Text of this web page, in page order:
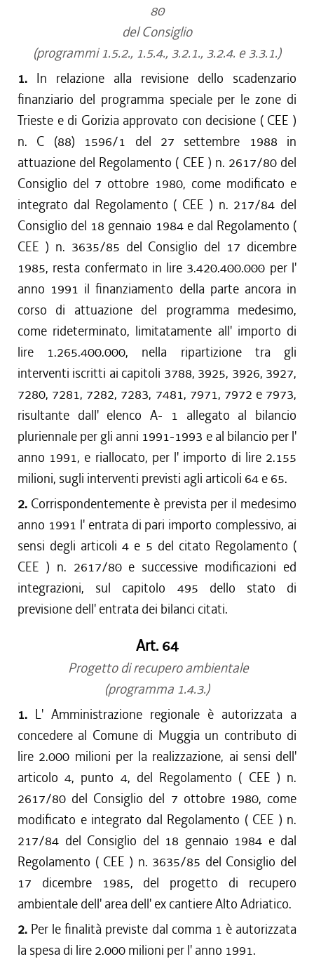
80
del Consiglio
(programmi 1.5.2., 1.5.4., 3.2.1., 3.2.4. e 3.3.1.)
1. In relazione alla revisione dello scadenzario
finanziario del programma speciale per le zone di
Trieste e di Gorizia approvato con decisione ( CEE )
n. C (88) 1596/1 del 27 settembre 1988 in
attuazione del Regolamento ( CEE ) n. 2617/80 del
Consiglio del 7 ottobre 1980, come modificato e
integrato dal Regolamento ( CEE ) n. 217/84 del
Consiglio del 18 gennaio 1984 e dal Regolamento (
CEE ) n. 3635/85 del Consiglio del 17 dicembre
1985, resta confermato in lire 3.420.400.000 per l'
anno 1991 il finanziamento della parte ancora in
corso di attuazione del programma medesimo,
come rideterminato, limitatamente all' importo di
lire 1.265.400.000, nella ripartizione tra gli
interventi iscritti ai capitoli 3788, 3925, 3926, 3927,
7280, 7281, 7282, 7283, 7481, 7971, 7972 e 7973,
risultante dall' elenco A- 1 allegato al bilancio
pluriennale per gli anni 1991-1993 e al bilancio per l'
anno 1991, e riallocato, per l' importo di lire 2.155
milioni, sugli interventi previsti agli articoli 64 e 65.
2. Corrispondentemente è prevista per il medesimo
anno 1991 l' entrata di pari importo complessivo, ai
sensi degli articoli 4 e 5 del citato Regolamento (
CEE ) n. 2617/80 e successive modificazioni ed
integrazioni, sul capitolo 495 dello stato di
previsione dell' entrata dei bilanci citati.
Art. 64
Progetto di recupero ambientale
(programma 1.4.3.)
1. L' Amministrazione regionale è autorizzata a
concedere al Comune di Muggia un contributo di
lire 2.000 milioni per la realizzazione, ai sensi dell'
articolo 4, punto 4, del Regolamento ( CEE ) n.
2617/80 del Consiglio del 7 ottobre 1980, come
modificato e integrato dal Regolamento ( CEE ) n.
217/84 del Consiglio del 18 gennaio 1984 e dal
Regolamento ( CEE ) n. 3635/85 del Consiglio del
17 dicembre 1985, del progetto di recupero
ambientale dell' area dell' ex cantiere Alto Adriatico.
2. Per le finalità previste dal comma 1 è autorizzata
la spesa di lire 2.000 milioni per l' anno 1991.